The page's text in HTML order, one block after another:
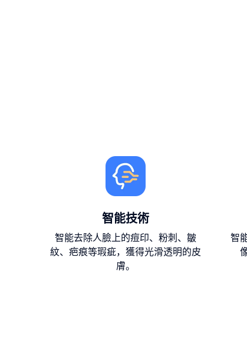
智能技術
智能去除人臉上的痘印、粉刺、皺
紋、疤痕等瑕疵，獲得光滑透明的皮
膚。
智